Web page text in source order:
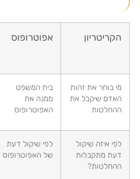
הקריטריון אפוטרופוס
מי בוחר את זהות
האדם שיקבל את
ההחלטות
בית המשפט
ממנה את
האפוטרופוס
לפי איזה שיקול
דעת מתקבלות
ההחלטות?
לפי שיקול דעת
של האפוטרופוס